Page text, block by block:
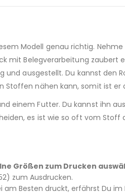
Modell genau richtig.
mit Belegverarbeitung
ausgestellt. Du kannst
Stoffen nähen kann, somit ist
einem Futter. Du kannst ihn
es ist wie so oft vom
Größen zum Drucken
zum Ausdrucken.
Besten druckt, erfährst Du im